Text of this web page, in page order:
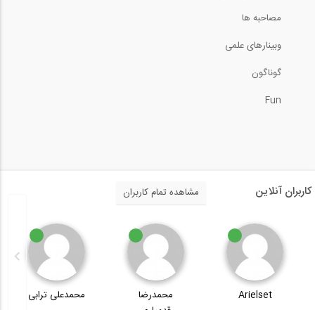
32:19
PLAXIS 2D & 3D - SoilTest
مصاحبه ها
وبینارهای علمی
گوناگون
Fun
کاربران آنلاین مشاهده تمام کاربران
محمدعلی ترابی محسن